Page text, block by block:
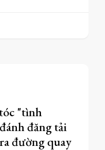
"tình
đăng tải
đường quay